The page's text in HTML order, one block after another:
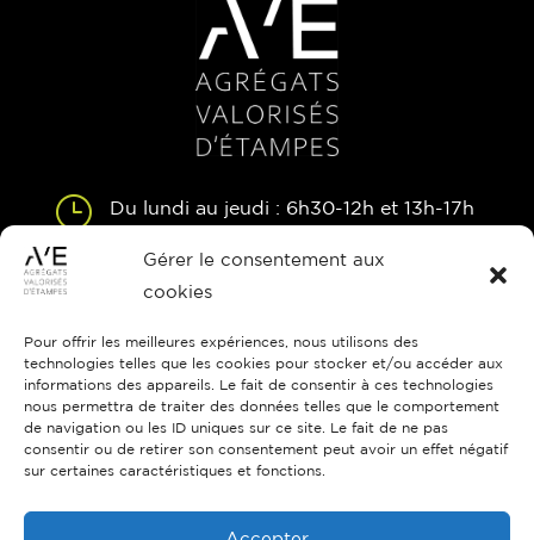
Gérer le consentement aux
cookies
Pour offrir les meilleures expériences, nous utilisons des
technologies telles que les cookies pour stocker et/ou accéder aux
informations des appareils. Le fait de consentir à ces technologies
nous permettra de traiter des données telles que le comportement
de navigation ou les ID uniques sur ce site. Le fait de ne pas
consentir ou de retirer son consentement peut avoir un effet négatif
sur certaines caractéristiques et fonctions.
}
Du lundi au jeudi : 6h30-12h et 13h-17h
Etampes 91150
 01 69 92 15 50
 ave@colas.com